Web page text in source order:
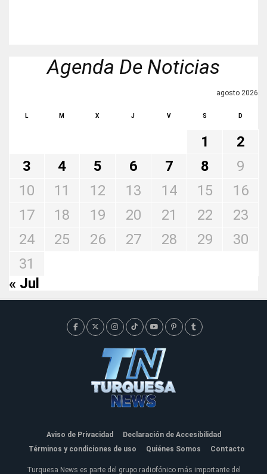
Agenda De Noticias
agosto 2026
L M X J V S D
1
2
3
4 5 6 7 8
9
10
11 12 13 14 15
16
17
18 19 20 21 22
23
24
25 26 27 28 29
30
31
« Jul
Aviso de Privacidad
Declaración de Accesibilidad
Términos y condiciones de uso
Quiénes Somos Contacto
Turquesa News es parte del grupo radiofónico más importante del